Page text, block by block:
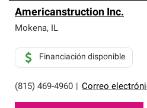
Americanstruction Inc.
Mokena, IL
(815) 469-4960 Correo
Financiación disponible